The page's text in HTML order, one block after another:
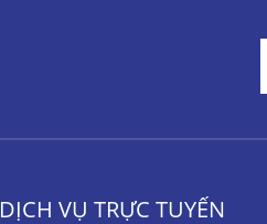
DỊCH VỤ TRỰC TUYẾN